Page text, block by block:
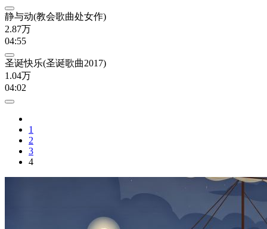
静与动(教会歌曲处女作)
2.87万
04:55
圣诞快乐(圣诞歌曲2017)
1.04万
04:02
1
2
3
4